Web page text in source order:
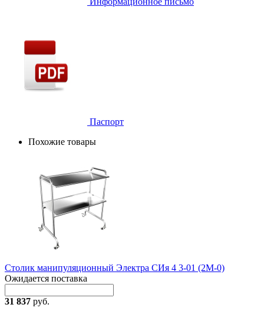
Паспорт
Похожие товары
Столик манипуляционный Электра СИя 4 3-01 (2М-0)
Ожидается поставка
31 837 руб.